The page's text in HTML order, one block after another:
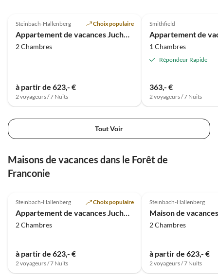
Steinbach-Hallenberg Choix populaire
2 Chambres
à partir de 623,- €
2 voyageurs / 7 Nuits
Smithfield
1 Chambres
Répondeur Rapide
363,- €
2 voyageurs / 7 Nuits
Tout Voir
Maisons de vacances dans le Forêt de
Franconie
Steinbach-Hallenberg Choix populaire
Appartement de vacances Juchheim
2 Chambres
à partir de 623,- €
2 voyageurs / 7 Nuits
Steinbach-Hallenberg
Maison de
2 Chambres
à partir de 623,- €
2 voyageurs / 7 Nuits